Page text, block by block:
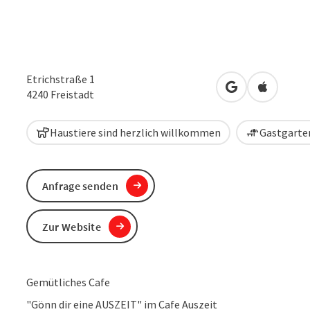
Etrichstraße 1
4240 Freistadt in Googlein Apple
Haustiere sind herzlich willkommen
Gemütliches Cafe
"Gönn dir eine AUSZEIT" im Cafe Auszeit
Anfrage senden
Zur Website